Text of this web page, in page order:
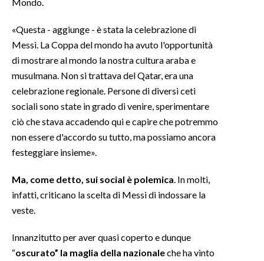
INSULARITÀ
INFO AZIENDE
ABBONATI
NECROLOGI
PUBBLICITÀ
SPIAGGE
STORE
«Questa - aggiunge - è stata la celebrazione di
Messi. La Coppa del mondo ha avuto l'opportunità
di mostrare al mondo la nostra cultura araba e
musulmana. Non si trattava del Qatar, era una
celebrazione regionale. Persone di diversi ceti
sociali sono state in grado di venire, sperimentare
ciò che stava accadendo qui e capire che potremmo
non essere d'accordo su tutto, ma possiamo ancora
festeggiare insieme».
Ma, come detto, sui social è polemica . In molti,
infatti, criticano la scelta di Messi di indossare la
veste.
Innanzitutto per aver quasi coperto e dunque
“oscurato” la maglia della nazionaleche ha vinto